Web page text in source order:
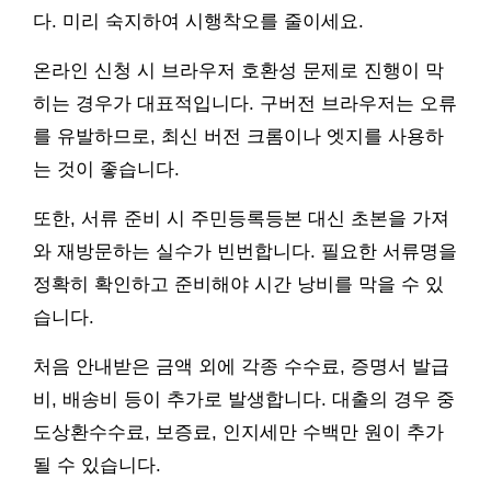
다. 미리 숙지하여 시행착오를 줄이세요.
온라인 신청 시 브라우저 호환성 문제로 진행이 막
히는 경우가 대표적입니다. 구버전 브라우저는 오류
를 유발하므로, 최신 버전 크롬이나 엣지를 사용하
는 것이 좋습니다.
또한, 서류 준비 시 주민등록등본 대신 초본을 가져
와 재방문하는 실수가 빈번합니다. 필요한 서류명을
정확히 확인하고 준비해야 시간 낭비를 막을 수 있
습니다.
처음 안내받은 금액 외에 각종 수수료, 증명서 발급
비, 배송비 등이 추가로 발생합니다. 대출의 경우 중
도상환수수료, 보증료, 인지세만 수백만 원이 추가
될 수 있습니다.